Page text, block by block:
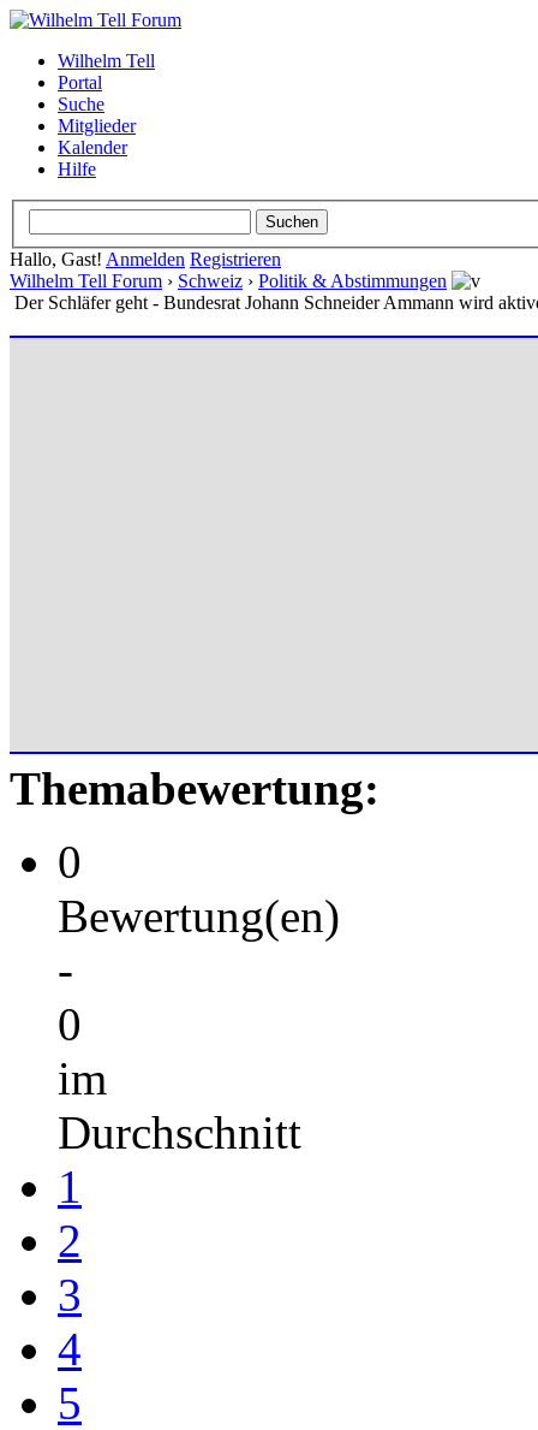
Wilhelm Tell
Portal
Suche
Mitglieder
Kalender
Hilfe
Hallo, Gast! Anmelden Registrieren
Wilhelm Tell Forum › Schweiz › Politik & Abstimmungen
Der Schläfer geht - Bundesrat Johann Schneider Ammann wird
Themabewertung:
0
Bewertung(en)
-
0
im
Durchschnitt
1
2
3
4
5